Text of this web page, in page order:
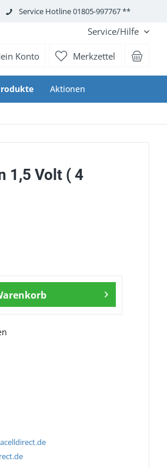
Service Hotline 01805-997767 **
Service/Hilfe
Merkzettel
Konto
Aktionen
1,5 Volt ( 4